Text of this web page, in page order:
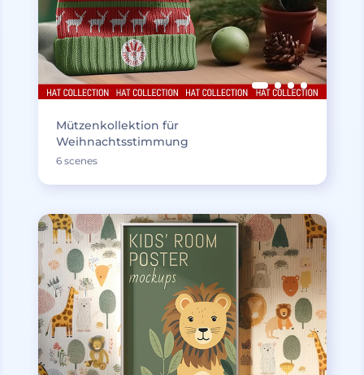
Mützenkollektion für
Weihnachtsstimmung
6 scenes